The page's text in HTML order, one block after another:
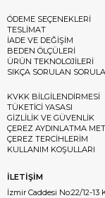
ÖDEME SEÇENEKLERİ
TESLİMAT
İADE VE DEĞİŞİM
BEDEN ÖLÇÜLERİ
ÜRÜN TEKNOLOJİLERİ
SIKÇA SORULAN
KVKK BİLGİLENDİRMESİ
TÜKETİCİ YASASI
GİZLİLİK VE GÜVENLİK
ÇEREZ AYDINLATMA
ÇEREZ TERCİHLERİM
KULLANIM KOŞULLARI
İLETİŞİM
İzmir Caddesi No:22/12-13